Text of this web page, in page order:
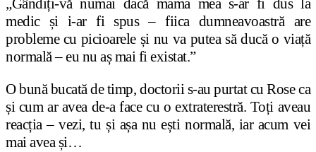
„Gândiți-vă numai dacă mama mea s-ar fi dus la
medic și i-ar fi spus – fiica dumneavoastră are
probleme cu picioarele și nu va putea să ducă o viață
normală – eu nu aș mai fi existat.”
O bună bucată de timp, doctorii s-au purtat cu Rose ca
și cum ar avea de-a face cu o extraterestră. Toți aveau
reacția – vezi, tu și așa nu ești normală, iar acum vei
mai avea și…